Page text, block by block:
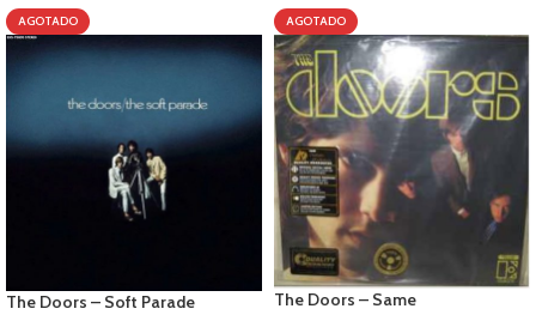
AGOTADO
The Doors – Soft Parade
AGOTADO
The Doors – Same